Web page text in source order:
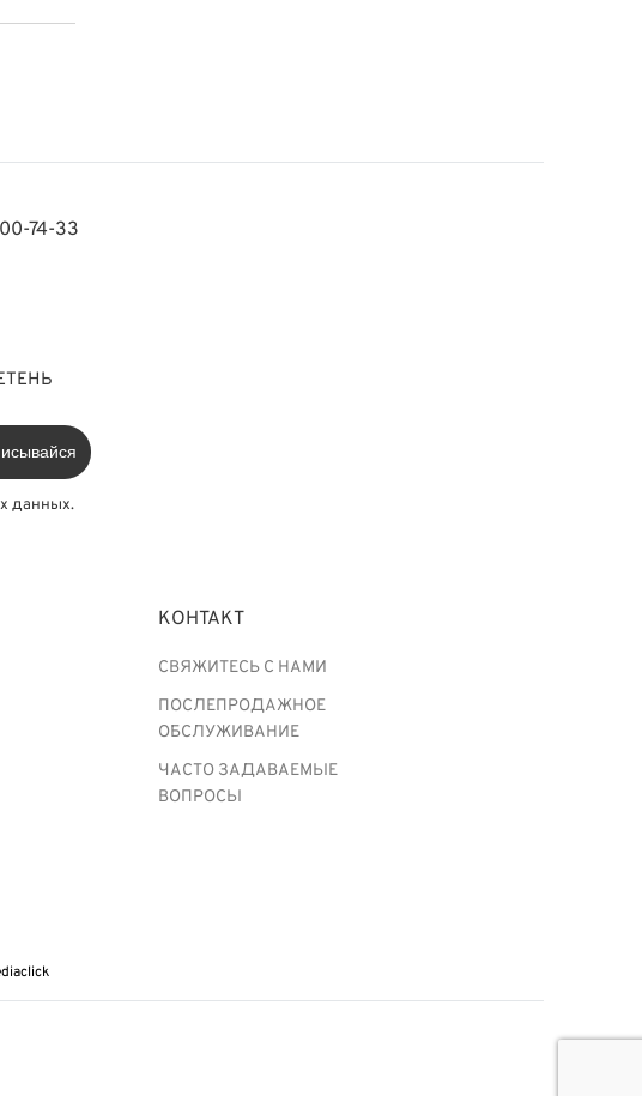
74-33
данных.
КОНТАКТ
СВЯЖИТЕСЬ С НАМИ
ПОСЛЕПРОДАЖНОЕ
ОБСЛУЖИВАНИЕ
ЧАСТО ЗАДАВАЕМЫЕ
ВОПРОСЫ